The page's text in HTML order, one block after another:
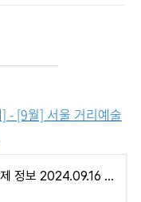
- [9월] 서울 거리예술
[9월] 서울 거리예술축제 정보 2024.09.16 ~ 2024.09.18